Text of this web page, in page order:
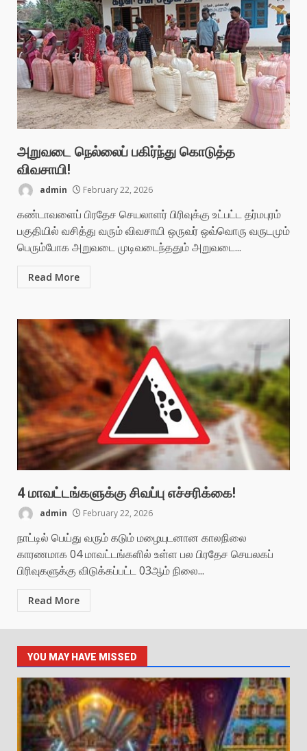
அறுவடை நெல்லைப் பகிர்ந்து கொடுத்த
விவசாயி!
admin February 22, 2026
கண்டாவளைப் பிரதேச செயலாளர் பிரிவுக்கு உட்பட்ட தர்மபுரம்
பகுதியில் வசித்து வரும் விவசாயி ஒருவர் ஒவ்வொரு வருடமும்
பெரும்போக அறுவடை முடிவடைந்ததும் அறுவடை...
Read More
4 மாவட்டங்களுக்கு சிவப்பு எச்சரிக்கை!
admin February 22, 2026
நாட்டில் பெய்து வரும் கடும் மழையுடனான காலநிலை
காரணமாக 04 மாவட்டங்களில் உள்ள பல பிரதேச செயலகப்
பிரிவுகளுக்கு விடுக்கப்பட்ட 03ஆம் நிலை...
Read More
YOU MAY HAVE MISSED